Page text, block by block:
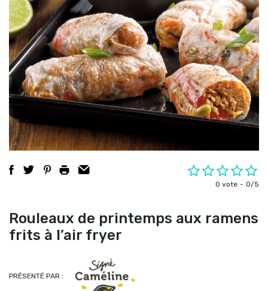
0 vote 0/5
Rouleaux de printemps aux ramens
frits à l’air fryer
PRÉSENTÉ PAR :